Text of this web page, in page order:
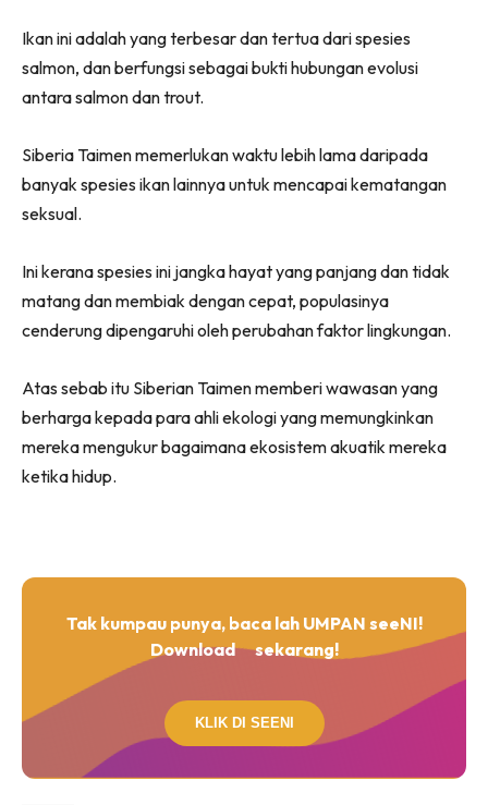
Ikan ini adalah yang terbesar dan tertua dari spesies
salmon, dan berfungsi sebagai bukti hubungan evolusi
antara salmon dan trout.
Siberia Taimen memerlukan waktu lebih lama daripada
banyak spesies ikan lainnya untuk mencapai kematangan
seksual.
Ini kerana spesies ini jangka hayat yang panjang dan tidak
matang dan membiak dengan cepat, populasinya
cenderung dipengaruhi oleh perubahan faktor lingkungan.
Atas sebab itu Siberian Taimen memberi wawasan yang
berharga kepada para ahli ekologi yang memungkinkan
mereka mengukur bagaimana ekosistem akuatik mereka
ketika hidup.
Tak kumpau punya, baca lah UMPAN seeNI!
Download
sekarang!
KLIK DI SEENI